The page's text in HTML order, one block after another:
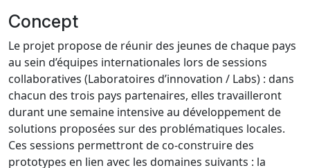
Concept
Le projet propose de réunir des jeunes de chaque pays
au sein d’équipes internationales lors de sessions
collaboratives (Laboratoires d’innovation / Labs) : dans
chacun des trois pays partenaires, elles travailleront
durant une semaine intensive au développement de
solutions proposées sur des problématiques locales.
Ces sessions permettront de co-construire des
prototypes en lien avec les domaines suivants : la